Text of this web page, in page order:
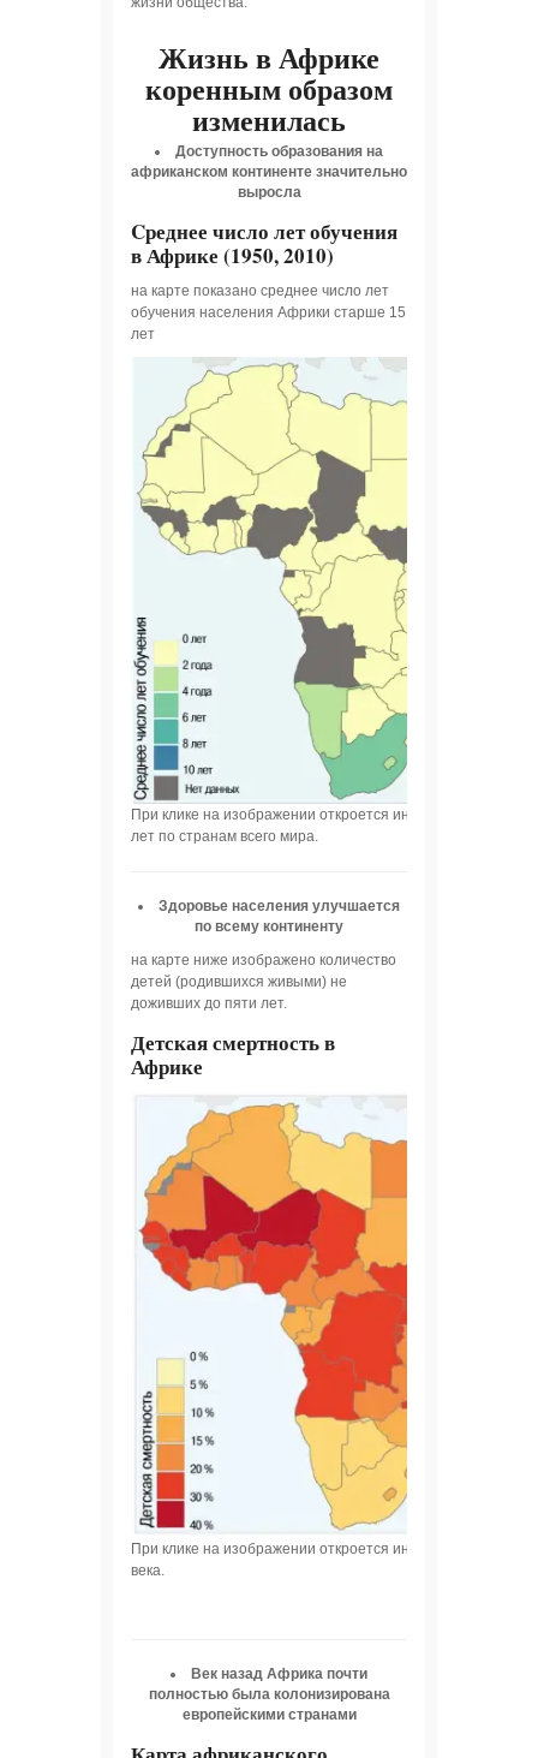
Жизнь в Африке
коренным образом
изменилась
Доступность образования на
африканском континенте значительно
выросла
Cреднее число лет обучения
в Африке (1950, 2010)
на карте показано среднее число лет
обучения населения Африки старше 15
лет
При клике на изображении откроется интерактивная
лет по странам всего мира.
Здоровье населения улучшается
по всему континенту
на карте ниже изображено количество
детей (родившихся живыми) не
доживших до пяти лет.
Детская смертность в
Африке
При клике на изображении откроется интерактивная
века.
Век назад Африка почти
полностью была колонизирована
европейскими странами